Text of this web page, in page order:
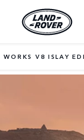
WORKS V8 ISLAY